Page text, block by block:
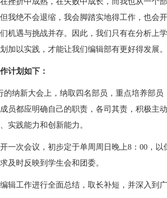
我绝不会退缩，我会脚踏实地得工作，也会
机遇与挑战并存。因此，我们只有在分析上
加以实践，才能让我们编辑部有更好得发展。
计划如下：
纳新大会上，纳取四名部员，重点培养部员
员都应明确自己的职责，各司其责，积极主
实践能力和创新能力。
次会议，初步定于单周周日晚上8：00，以
及时反映到学生会和团委。
工作进行全面总结，取长补短，并深入到广